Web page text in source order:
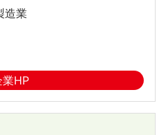
造業
業HP